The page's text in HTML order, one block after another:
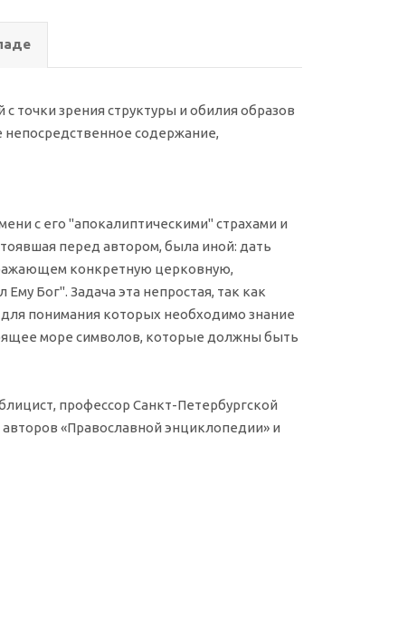
точки зрения структуры и обилия образов
содержание,
с его "апокалиптическими" страхами и
перед автором, была иной: дать
конкретную церковную,
Бог". Задача эта непростая, так как
для понимания которых необходимо знание
море символов, которые должны быть
профессор Санкт-Петербургской
«Православной энциклопедии» и